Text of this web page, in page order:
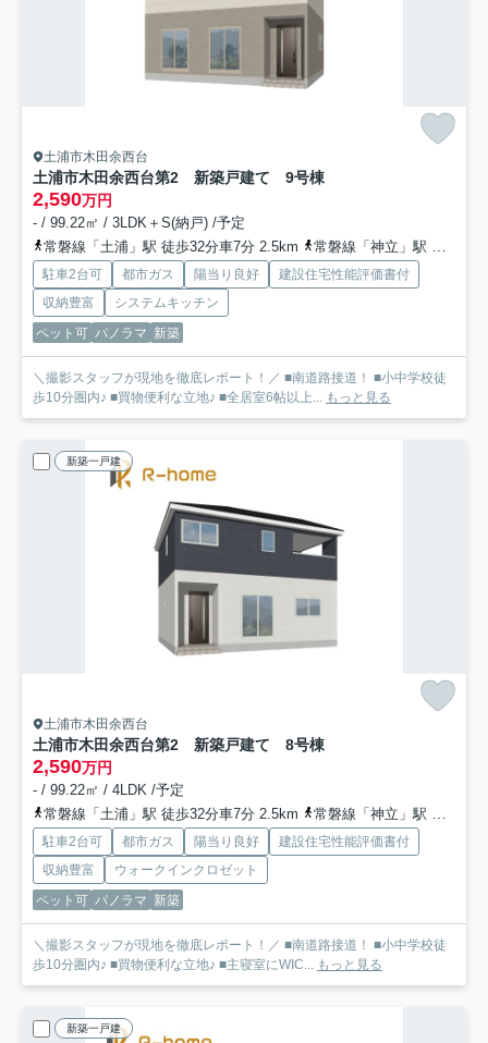
土浦市木田余西台
土浦市木田余西台第2 新築戸建て 9号棟
2,590万円
- / 99.22㎡ / 3LDK＋S(納戸) /予定
常磐線「土浦」駅 徒歩32分車7分 2.5km
常磐線「神立」駅 徒歩60分車12分 4.8km
駐車2台可 都市ガス 陽当り良好
建設住宅性能評価書付
収納豊富
システムキッチン
ペット可 パノラマ 新築
＼撮影スタッフが現地を徹底レポート！／ ■南道路接道！ ■小中学校徒
歩10分圏内♪ ■買物便利な立地♪ ■全居室6帖以上... もっと見る
新築一戸建
土浦市木田余西台
土浦市木田余西台第2 新築戸建て 8号棟
2,590万円
- / 99.22㎡ / 4LDK /予定
常磐線「土浦」駅 徒歩32分車7分 2.5km
常磐線「神立」駅 徒歩60分車12分 4.8km
駐車2台可 都市ガス 陽当り良好
建設住宅性能評価書付
収納豊富
ウォークインクロゼット
ペット可 パノラマ 新築
＼撮影スタッフが現地を徹底レポート！／ ■南道路接道！ ■小中学校徒
歩10分圏内♪ ■買物便利な立地♪ ■主寝室にWIC... もっと見る
新築一戸建